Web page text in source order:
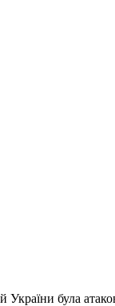
України була